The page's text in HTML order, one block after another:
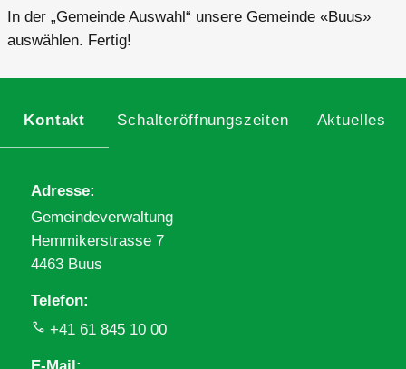
In der „Gemeinde Auswahl“ unsere Gemeinde «Buus»
auswählen. Fertig!
Kontakt Schalteröffnungszeiten Aktuelles
Adresse
Gemeindeverwaltung
Hemmikerstrasse 7
4463 Buus
Telefon
+41 61 845 10 00